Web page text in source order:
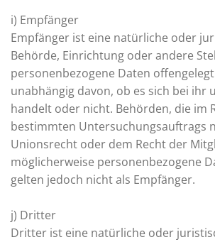
i) Empfänger
Empfänger ist eine natürliche oder
Behörde, Einrichtung oder andere
personenbezogene Daten
unabhängig davon, ob es sich bei ihr
handelt oder nicht. Behörden, die im
bestimmten Untersuchungsauftrags
Unionsrecht oder dem Recht der
möglicherweise personenbezogene
gelten jedoch nicht als Empfänger.
j) Dritter
Dritter ist eine natürliche oder